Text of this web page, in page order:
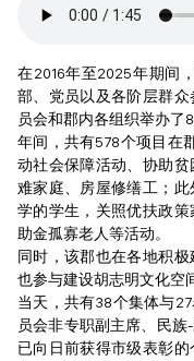
在2016年至2025年期间
部、党员以及各阶层群
员会和郡内各组织举办了
年间，共有578个项目在
动社会保障活动、协助
难家庭、房屋修缮工；
学的学生，关照优扶政
助金孤寡老人等活动。
同时，该郡也在各地积
也参与建设胡志明文化空
当天，共有38个集体与
员会非专职副主席、民
已向日前获得市级表彰